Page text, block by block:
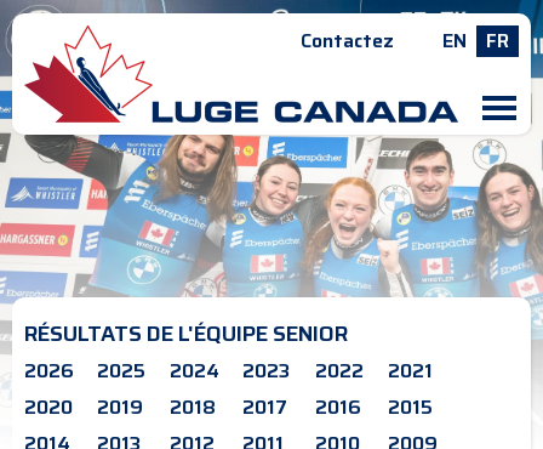
Contactez EN FR
M
RÉSULTATS DE L'ÉQUIPE SENIOR
2026 2025 2024 2023 2022
2021
2020
2019 2018 2017 2016
2015